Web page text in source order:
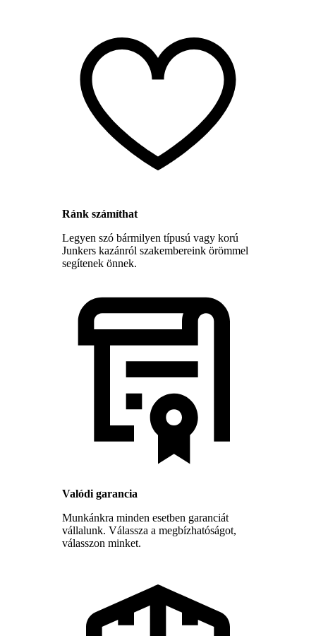
Ránk számíthat
Legyen szó bármilyen típusú vagy korú
Junkers kazánról szakembereink örömmel
segítenek önnek.
Valódi garancia
Munkánkra minden esetben garanciát
vállalunk. Válassza a megbízhatóságot,
válasszon minket.